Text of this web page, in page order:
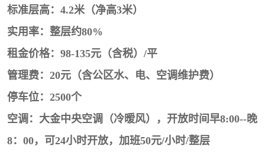
标准层高：4.2米（净高3米）
实用率：整层约80%
租金价格：98-135元（含税）/平
管理费：20元（含公区水、电、空调维护费）
停车位：2500个
空调：大金中央空调（冷暧风），开放时间早8:00--晚
8：00，可24小时开放，加班50元/小时/整层